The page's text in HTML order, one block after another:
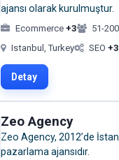
ajansı olarak kurulmuştur.
Ecommerce +3
51-200
Istanbul, Turkey
SEO+3
Detay
Zeo Agency
Zeo Agency, 2012’de
pazarlama ajansıdır.